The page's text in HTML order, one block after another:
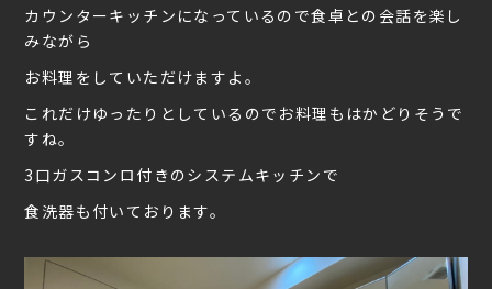
カウンターキッチンになっているので食卓との会話を楽し
みながら
お料理をしていただけますよ。
これだけゆったりとしているのでお料理もはかどりそうで
すね。
3口ガスコンロ付きのシステムキッチンで
食洗器も付いております。